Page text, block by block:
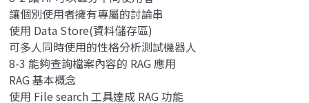
讓個別使用者擁有專屬的討論串
使用 Data Store(資料儲存區)
可多人同時使用的性格分析測試機器人
8-3 能夠查詢檔案內容的 RAG 應用
RAG 基本概念
使用 File search 工具達成 RAG 功能